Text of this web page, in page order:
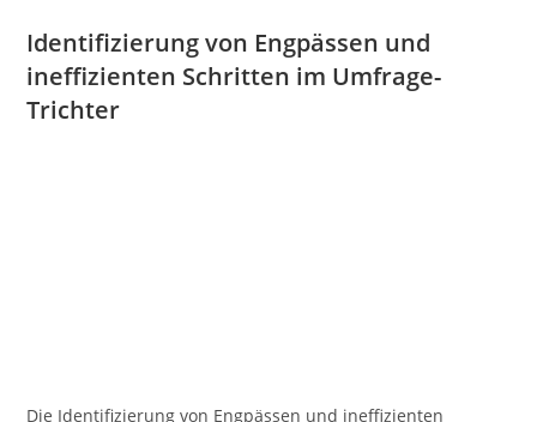
Identifizierung von Engpässen und
ineffizienten Schritten im Umfrage-
Trichter
Die Identifizierung von Engpässen und ineffizienten